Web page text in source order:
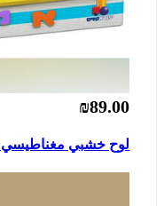
₪89.00
لوح خشبي مغناطيسي